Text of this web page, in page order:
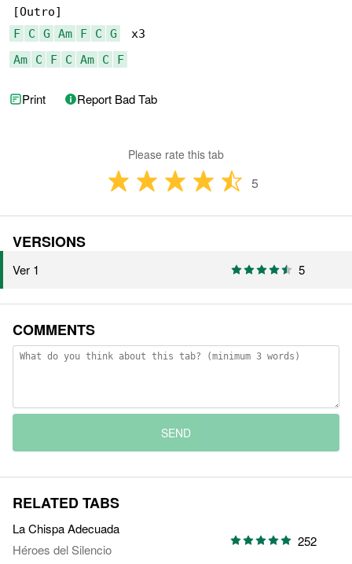
F
C G Am F C G
Am
C F C Am C F
Print Report Bad Tab
Please rate this tab
5
VERSIONS
Ver 1 5
COMMENTS
SEND
RELATED TABS
La Chispa Adecuada
Héroes del Silencio
252